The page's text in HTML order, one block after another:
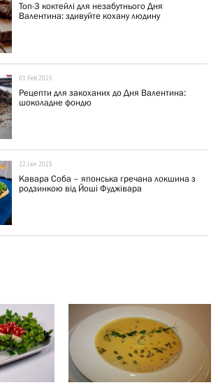
Топ-3 коктейлі для незабутнього Дня
Валентина: здивуйте кохану людину
01 Feb 2025
Рецепти для закоханих до Дня Валентина:
шоколадне фондю
22 Jan 2025
Кавара Соба – японська гречана локшина з
родзинкою від Йоші Фуджівара